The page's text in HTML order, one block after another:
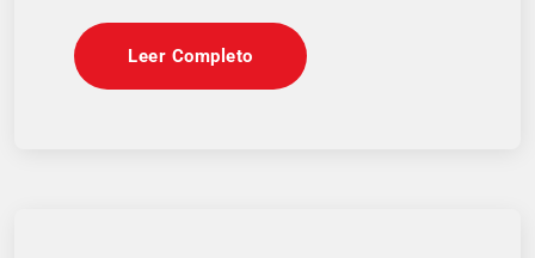
Leer Completo